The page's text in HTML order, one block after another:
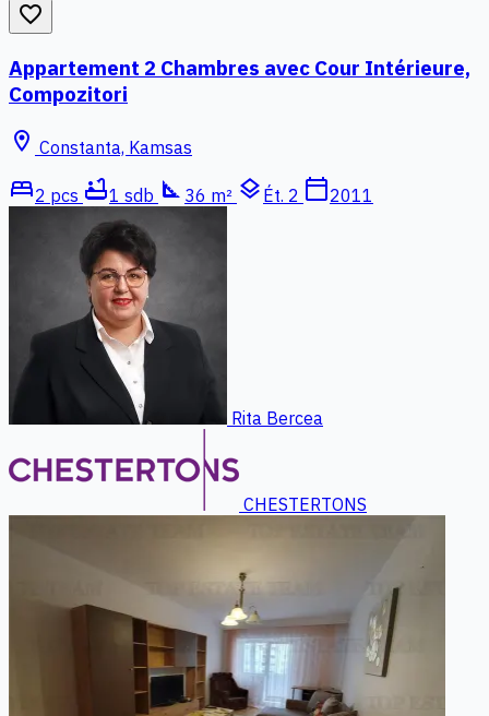
favorite_border
Appartement 2 Chambres avec Cour Intérieure,
Compozitori
location_on Constanta, Kamsas
bed2 pcs bathtub1 sdb square_foot 36 m² layers Ét. 2 calendar_today2011
Rita Bercea
CHESTERTONS